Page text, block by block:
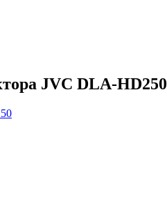
JVC DLA-HD250